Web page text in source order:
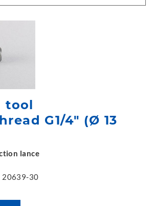
tool
G1/4" (Ø 13
lance
20639-30